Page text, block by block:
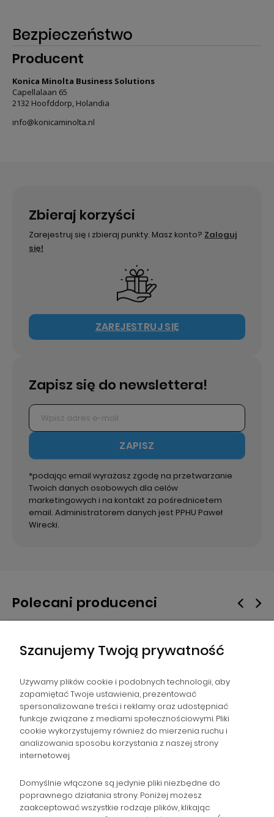
Bezpieczeństwo
Producent
Konica Minolta Business Solutions
Capellalaan 65
2132 Hoofddorp, Holandia
info@konicaminolta.nl
Zbieraj korzyści
Zarejestruj się i zbieraj punkty. Masz konto? Zaloguj
się!
ZAREJESTRUJ SIĘ
Zapisz się do newslettera!
ZAPISZ
*podając email wyrażasz zgodę na przetwarzanie
Twoich danych osobowych dla celów
marketingowych i na kontakt za pośrednicetem
email. Administratorem danych jest PPHU Paweł
Wirecki.
Polecani producenci
NAWIGACJA
POMOC
ZAMÓWIENIA
POPULARNE KATEGORIE
Szanujemy Twoją prywatność
Używamy plików cookie i podobnych technologii, aby
zapamiętać Twoje ustawienia, prezentować
spersonalizowane treści i reklamy oraz udostępniać
funkcje związane z mediami społecznościowymi. Pliki
cookie wykorzystujemy również do mierzenia ruchu i
analizowania sposobu korzystania z naszej strony
internetowej.
Domyślnie włączone są jedynie pliki niezbędne do
poprawnego działania strony. Poniżej możesz
zaakceptować wszystkie rodzaje plików, klikając